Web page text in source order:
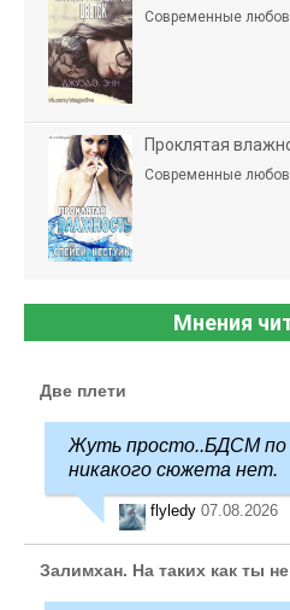
Современные
Проклятая
Современные
Мнения
Две плети
Жуть просто..БДСМ по
никакого сюжета нет.
flyledy 07.08.2026
Залимхан. На таких как ты